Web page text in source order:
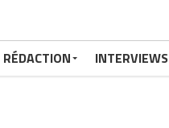
RÉDACTION INTERVIEWS